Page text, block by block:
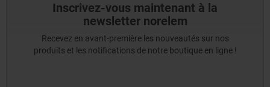
Inscrivez-vous maintenant à la
newsletter norelem
Recevez en avant-première les nouveautés sur nos
produits et les notifications de notre boutique en ligne !